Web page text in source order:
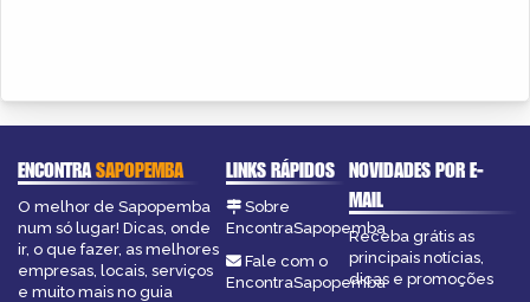
ENCONTRASAPOPEMBA
O melhor de Sapopemba
num só lugar! Dicas, onde
ir, o que fazer, as melhores
empresas, locais, serviços
e muito mais no guia
LINKS RÁPIDOS
Sobre
EncontraSapopemba
Fale com o
EncontraSapopemba
NOVIDADES POR E-
MAIL
Receba grátis as
principais notícias,
dicas e promoções